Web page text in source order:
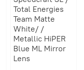
Total Energies
Team Matte
White/ /
Metallic HiPER
Blue ML Mirror
Lens